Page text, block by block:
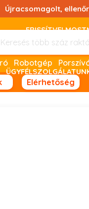
Újracsomagolt,
FRISSÍTVE!
FIZETNI ONLINE
Robotgép
Elérhetőség